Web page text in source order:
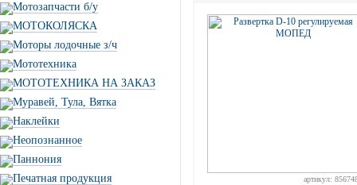
Мотозапчасти б/у
МОТОКОЛЯСКА
Моторы лодочные з/ч
Мототехника
МОТОТЕХНИКА НА ЗАКАЗ
Муравей, Тула, Вятка
Наклейки
Неопознанное
Паннония
Печатная продукция
артикул: